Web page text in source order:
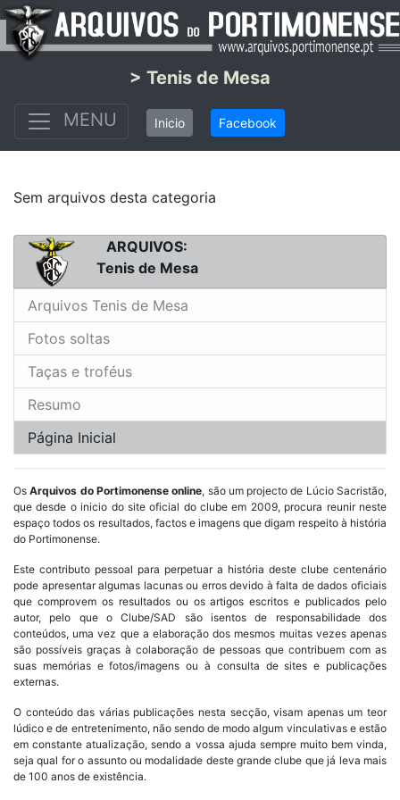
> Tenis de Mesa
MENU
Inicio Facebook
Sem arquivos desta categoria
ARQUIVOS:
Tenis de Mesa
Arquivos Tenis de Mesa
Fotos soltas
Taças e troféus
Resumo
Página Inicial
OsArquivos do Portimonense online, são um projecto de Lúcio Sacristão,
que desde o inicio do site oficial do clube em 2009, procura reunir neste
espaço todos os resultados, factos e imagens que digam respeito à história
do Portimonense.
Este contributo pessoal para perpetuar a história deste clube centenário
pode apresentar algumas lacunas ou erros devido à falta de dados oficiais
que comprovem os resultados ou os artigos escritos e publicados pelo
autor, pelo que o Clube/SAD são isentos de responsabilidade dos
conteúdos, uma vez que a elaboração dos mesmos muitas vezes apenas
são possíveis graças à colaboração de pessoas que contribuem com as
suas memórias e fotos/imagens ou à consulta de sites e publicações
externas.
O conteúdo das várias publicações nesta secção, visam apenas um teor
lúdico e de entretenimento, não sendo de modo algum vinculativas e estão
em constante atualização, sendo a vossa ajuda sempre muito bem vinda,
seja qual for o assunto ou modalidade deste grande clube que já leva mais
de 100 anos de existência.